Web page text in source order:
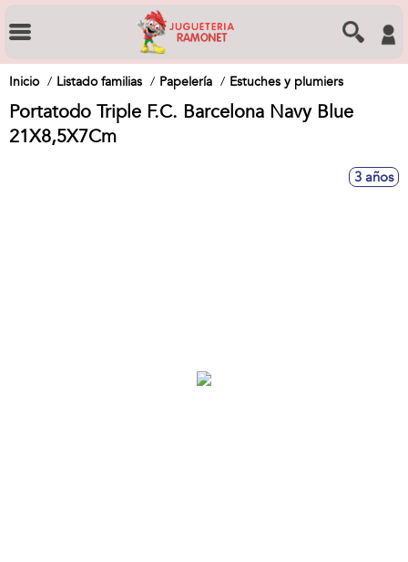
Inicio Listado familias Papelería Estuches y plumiers
Portatodo Triple F.C. Barcelona Navy Blue
21X8,5X7Cm
3 años